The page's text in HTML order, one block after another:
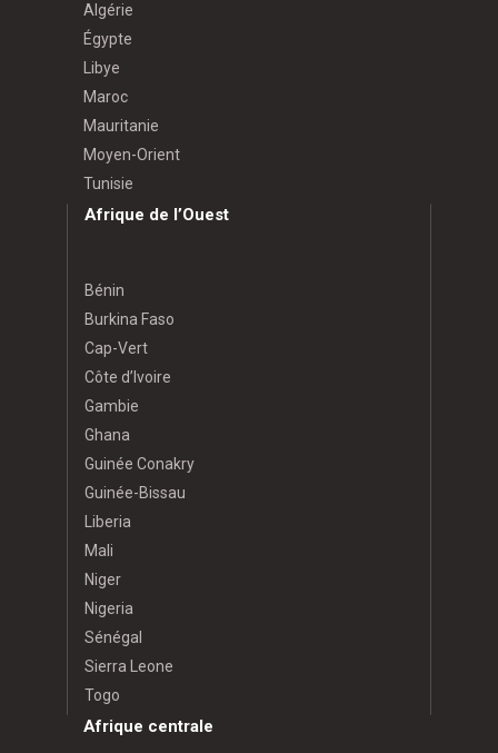
Algérie
Égypte
Libye
Maroc
Mauritanie
Moyen-Orient
Tunisie
Afrique de l’Ouest
Bénin
Burkina Faso
Cap-Vert
Côte d’Ivoire
Gambie
Ghana
Guinée Conakry
Guinée-Bissau
Liberia
Mali
Niger
Nigeria
Sénégal
Sierra Leone
Togo
Afrique centrale